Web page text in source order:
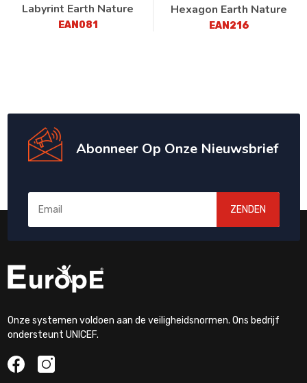
Labyrint Earth Nature
EAN081
Hexagon Earth Nature
EAN216
Abonneer Op Onze Nieuwsbrief
ZENDEN
Onze systemen voldoen aan de veiligheidsnormen. Ons bedrijf
ondersteunt UNICEF.